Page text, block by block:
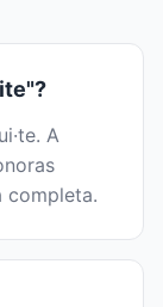
A
completa.